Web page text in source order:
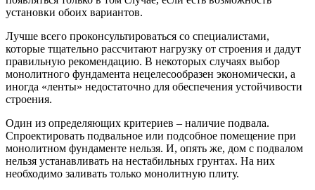
установки обоих вариантов.
Лучше всего проконсультироваться со специалистами,
которые тщательно рассчитают нагрузку от строения и дадут
правильную рекомендацию. В некоторых случаях выбор
монолитного фундамента нецелесообразен экономически, а
иногда «ленты» недостаточно для обеспечения устойчивости
строения.
Один из определяющих критериев – наличие подвала.
Спроектировать подвальное или подсобное помещение при
монолитном фундаменте нельзя. И, опять же, дом с подвалом
нельзя устанавливать на нестабильных грунтах. На них
необходимо заливать только монолитную плиту.